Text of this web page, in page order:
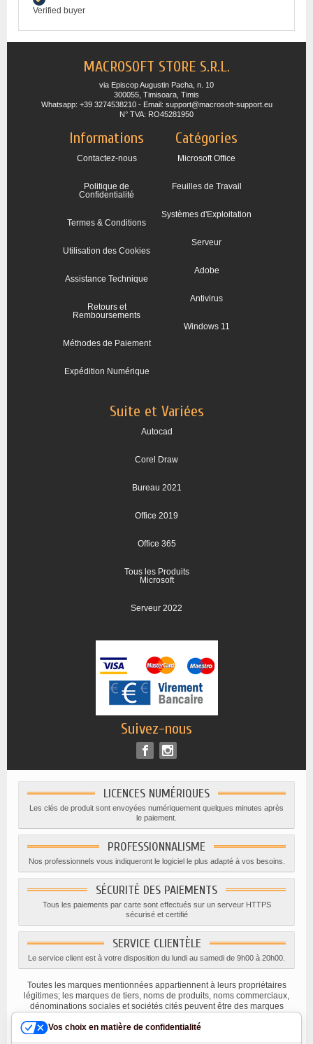
Verified buyer
MACROSOFT STORE S.R.L.
via Episcop Augustin Pacha, n. 10
300055, Timisoara, Timis
Whatsapp: +39 3274538210 - Email: support@macrosoft-support.eu
N° TVA: RO45281950
Informations
Contactez-nous
Politique de
Confidentialité
Termes & Conditions
Utilisation des Cookies
Assistance Technique
Retours et
Remboursements
Méthodes de Paiement
Expédition Numérique
Catégories
Microsoft Office
Feuilles de Travail
Systèmes d'Exploitation
Serveur
Adobe
Antivirus
Windows 11
Suite et Variées
Autocad
Corel Draw
Bureau 2021
Office 2019
Office 365
Tous les Produits
Microsoft
Serveur 2022
Suivez-nous
LICENCES NUMÉRIQUES
Les clés de produit sont envoyées numériquement quelques minutes après
le paiement.
PROFESSIONNALISME
Nos professionnels vous indiqueront le logiciel le plus adapté à vos besoins.
SÉCURITÉ DES PAIEMENTS
Tous les paiements par carte sont effectués sur un serveur HTTPS
sécurisé et certifié
SERVICE CLIENTÈLE
Le service client est à votre disposition du lundi au samedi de 9h00 à 20h00.
Toutes les marques mentionnées appartiennent à leurs propriétaires
légitimes; les marques de tiers, noms de produits, noms commerciaux,
dénominations sociales et sociétés cités peuvent être des marques
d'autres sociétés, et ont été utilisés à des fins explicatives uniquement,
dans l'intérêt de leur propriétaire, sans aucune intention de violer les
Vos choix en matière de confidentialité